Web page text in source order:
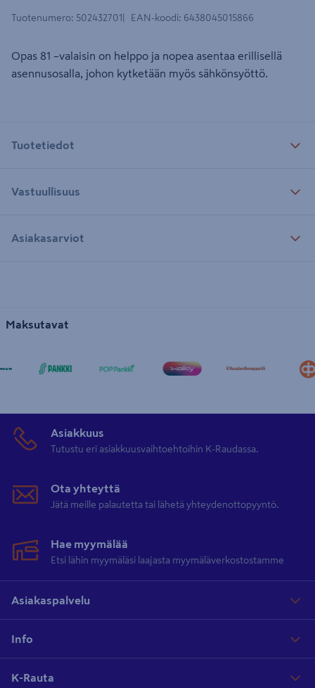
Tuotenumero: 502432701 EAN-koodi: 6438045015866
Opas 81 –valaisin on helppo ja nopea asentaa erillisellä
asennusosalla, johon kytketään myös sähkönsyöttö.
Tuotetiedot
Vastuullisuus
Asiakasarviot
Maksutavat
Asiakkuus
Tutustu eri asiakkuusvaihtoehtoihin K-Raudassa.
Ota yhteyttä
Jätä meille palautetta tai lähetä yhteydenottopyyntö.
Hae myymälää
Etsi lähin myymäläsi laajasta myymäläverkostostamme
Asiakaspalvelu
Info
K-Rauta